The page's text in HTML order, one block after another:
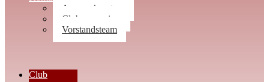
Ansprechpartner
Clubwegweiser
Vorstandsteam
Club